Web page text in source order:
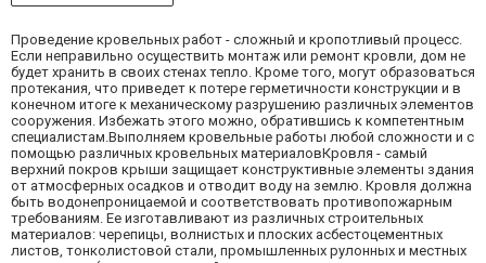
Проведение кровельных работ - сложный и кропотливый процесс.
Если неправильно осуществить монтаж или ремонт кровли, дом не
будет хранить в своих стенах тепло. Кроме того, могут образоваться
протекания, что приведет к потере герметичности конструкции и в
конечном итоге к механическому разрушению различных элементов
сооружения. Избежать этого можно, обратившись к компетентным
специалистам.Выполняем кровельные работы любой сложности и с
помощью различных кровельных материаловКровля - самый
верхний покров крыши защищает конструктивные элементы здания
от атмосферных осадков и отводит воду на землю. Кровля должна
быть водонепроницаемой и соответствовать противопожарным
требованиям. Ее изготавливают из различных строительных
материалов: черепицы, волнистых и плоских асбестоцементных
листов, тонколистовой стали, промышленных рулонных и местных